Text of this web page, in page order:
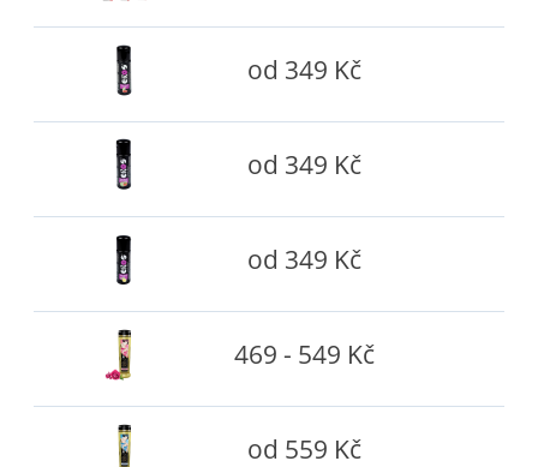
od 349 Kč
od 349 Kč
od 349 Kč
469 - 549 Kč
od 559 Kč